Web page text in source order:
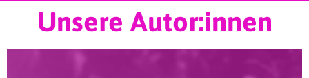
Unsere Autor:innen